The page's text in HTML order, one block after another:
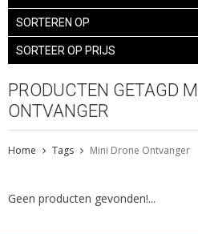
SORTEREN OP
SORTEER OP PRIJS
PRODUCTEN GETAGD
ONTVANGER
Home Tags Mini Drone Ontvanger
Geen producten gevonden!...